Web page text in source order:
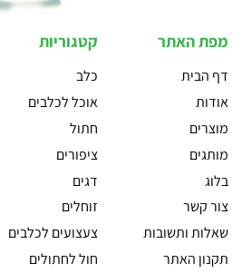
מפת האתר
דף הבית
אודות
מוצרים
מותגים
בלוג
צור קשר
שאלות ותשובות
תקנון האתר
קטגוריות
כלב
אוכל לכלבים
חתול
ציפורים
דגים
זוחלים
צעצועים לכלבים
חול לחתולים